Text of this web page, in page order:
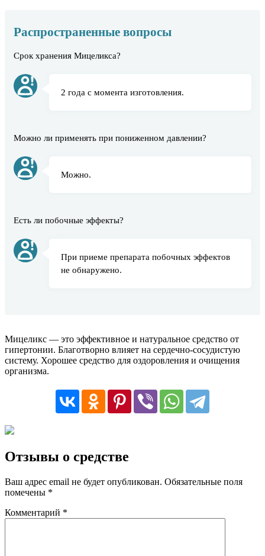
Распространенные вопросы
Срок хранения Мицеликса?
2 года с момента изготовления.
Можно ли применять при пониженном давлении?
Можно.
Есть ли побочные эффекты?
При приеме препарата побочных эффектов
не обнаружено.
Мицеликс — это эффективное и натуральное средство от
гипертонии. Благотворно влияет на сердечно-сосудистую
систему. Хорошее средство для оздоровления и очищения
организма.
Отзывы о средстве
Ваш адрес email не будет опубликован. Обязательные поля
помечены *
Комментарий *